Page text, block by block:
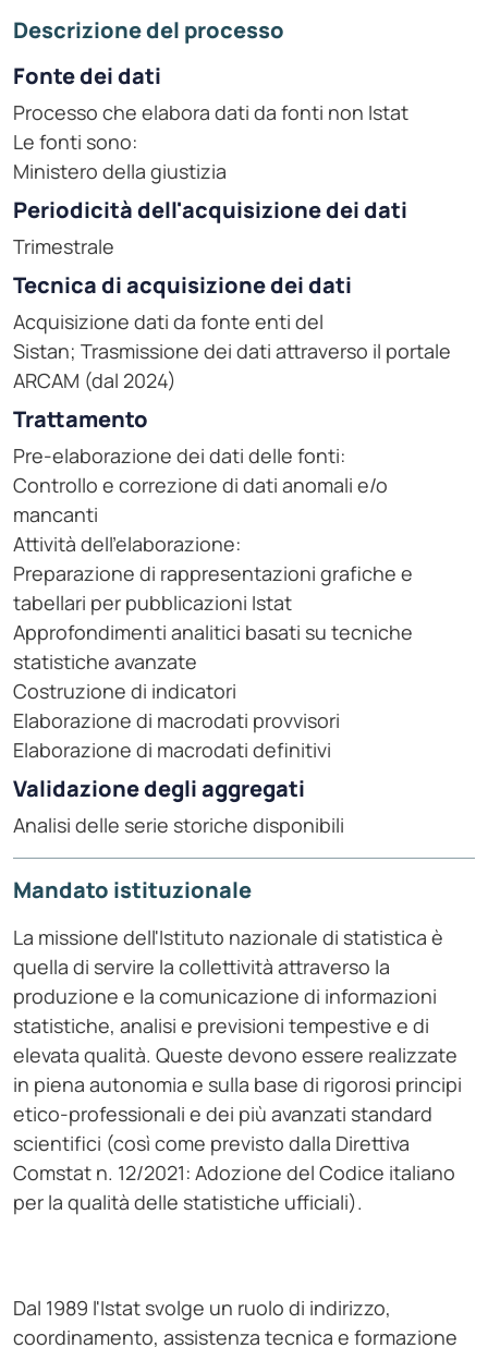
Descrizione del processo
Fonte dei dati
Processo che elabora dati da fonti non Istat
Le fonti sono:
Ministero della giustizia
Periodicità dell'acquisizione dei dati
Trimestrale
Tecnica di acquisizione dei dati
Acquisizione dati da fonte enti del
Sistan; Trasmissione dei dati attraverso il portale
ARCAM (dal 2024)
Trattamento
Pre-elaborazione dei dati delle fonti:
Controllo e correzione di dati anomali e/o
mancanti
Attività dell'elaborazione:
Preparazione di rappresentazioni grafiche e
tabellari per pubblicazioni Istat
Approfondimenti analitici basati su tecniche
statistiche avanzate
Costruzione di indicatori
Elaborazione di macrodati provvisori
Elaborazione di macrodati definitivi
Validazione degli aggregati
Analisi delle serie storiche disponibili
Mandato istituzionale
La missione dell'Istituto nazionale di statistica è
quella di servire la collettività attraverso la
produzione e la comunicazione di informazioni
statistiche, analisi e previsioni tempestive e di
elevata qualità. Queste devono essere realizzate
in piena autonomia e sulla base di rigorosi principi
etico-professionali e dei più avanzati standard
scientifici (così come previsto dalla Direttiva
Comstat n. 12/2021: Adozione del Codice italiano
per la qualità delle statistiche ufficiali).
Dal 1989 l'Istat svolge un ruolo di indirizzo,
coordinamento, assistenza tecnica e formazione